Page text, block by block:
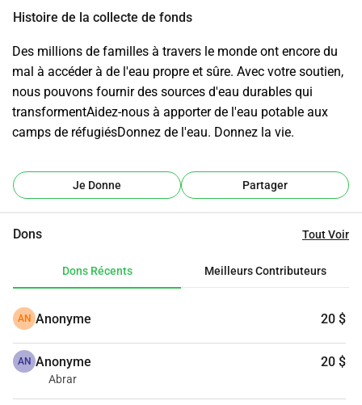
Histoire de la collecte de fonds
Des millions de familles à travers le monde ont encore du
mal à accéder à de l'eau propre et sûre. Avec votre soutien,
nous pouvons fournir des sources d'eau durables qui
transformentAidez-nous à apporter de l'eau potable aux
camps de réfugiésDonnez de l'eau. Donnez la vie.
Je Donne Partager
Dons Tout Voir
Dons Récents Meilleurs Contributeurs
AN Anonyme 20 $
AN Anonyme 20 $
Abrar